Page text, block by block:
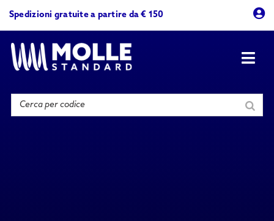
content
Spedizioni gratuite a partire da € 150